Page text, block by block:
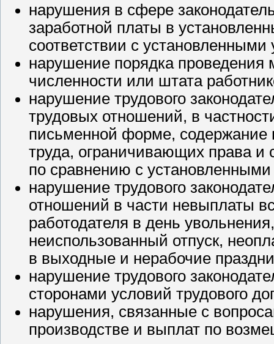
нарушения в сфере
заработной платы в
соответствии с
нарушение порядка
численности или штата
нарушение трудового
трудовых отношений, в
письменной форме, содержание
труда, ограничивающих права и
по сравнению с
нарушение трудового
отношений в части невыплаты
работодателя в день
неиспользованный отпуск,
в выходные и нерабочие
нарушение трудового
сторонами условий трудового
нарушения, связанные с
производстве и выплат по